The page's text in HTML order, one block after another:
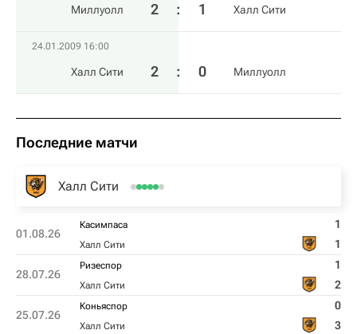
Миллуолл 2 : 1 Халл Сити
24.01.2009 16:00
Халл Сити 2 : 0 Миллуолл
Последние матчи
Халл Сити
01.08.26
Касимпаса 1
Халл Сити 1
28.07.26
Ризеспор 1
Халл Сити 2
25.07.26
Коньяспор 0
Халл Сити 3